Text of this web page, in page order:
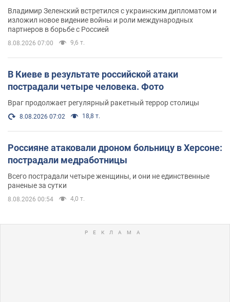
Владимир Зеленский встретился с украинским дипломатом и
изложил новое видение войны и роли международных
партнеров в борьбе с Россией
8.08.2026 07:00 9,6 т.
В Киеве в результате российской атаки
пострадали четыре человека. Фото
Враг продолжает регулярный ракетный террор столицы
8.08.2026 07:02 18,8 т.
Россияне атаковали дроном больницу в Херсоне:
пострадали медработницы
Всего пострадали четыре женщины, и они не единственные
раненые за сутки
8.08.2026 00:54 4,0 т.